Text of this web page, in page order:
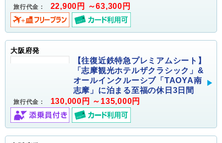
旅行代金： 22,900円 ～63,300円
大阪府発
【往復近鉄特急プレミアムシート】
「志摩観光ホテルザクラシック」&
オールインクルーシブ「TAOYA南
志摩」に泊まる至福の休日3日間
旅行代金： 130,000円 ～135,000円